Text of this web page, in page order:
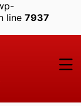
line 7937